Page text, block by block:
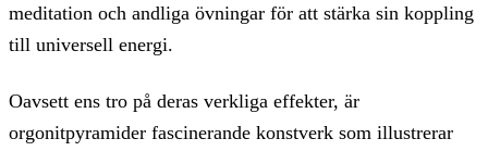
meditation och andliga övningar för att stärka sin koppling
till universell energi.
Oavsett ens tro på deras verkliga effekter, är
orgonitpyramider fascinerande konstverk som illustrerar